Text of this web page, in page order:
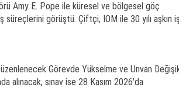
Amy E. Pope ile küresel ve bölgesel göç
görüştü. Çiftçi, IOM ile 30 yılı aşkın iş
Görevde Yükselme ve Unvan
alınacak, sınav ise 28 Kasım 2026'da